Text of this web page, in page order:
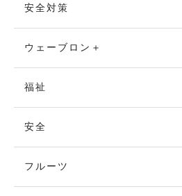
安全対策
ウェーブロン＋
福祉
安全
フルーツ